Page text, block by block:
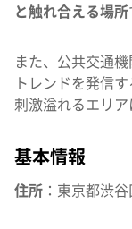
と触れ合える場所
また、公共交通
トレンドを発信
刺激溢れるエリア
基本情報
住所 ：東京都渋